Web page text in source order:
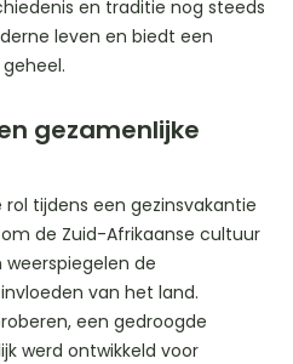
en traditie nog steeds
leven en biedt een
gezamenlijke
tijdens een gezinsvakantie
de Zuid-Afrikaanse cultuur
de
van het land.
een gedroogde
werd ontwikkeld voor